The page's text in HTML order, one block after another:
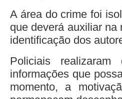
A área do crime foi
que deverá auxiliar na
identificação dos
Policiais
informações que
momento, a